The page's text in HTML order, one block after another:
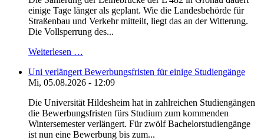
einige Tage länger als geplant. Wie die Landesbehörde für
Straßenbau und Verkehr mitteilt, liegt das an der Witterung.
Die Vollsperrung des...
Weiterlesen …
Uni verlängert Bewerbungsfristen für einige Studiengänge
Mi, 05.08.2026 - 12:09
Die Universität Hildesheim hat in zahlreichen Studiengängen
die Bewerbungsfristen fürs Studium zum kommenden
Wintersemester verlängert. Für zwölf Bachelorstudiengänge
ist nun eine Bewerbung bis zum...